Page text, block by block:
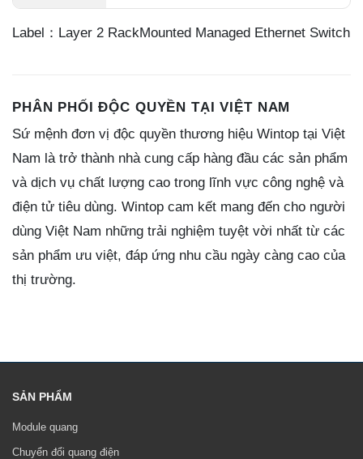
Label：Layer 2 RackMounted Managed Ethernet Switch
PHÂN PHỐI ĐỘC QUYỀN TẠI VIỆT NAM
Sứ mệnh đơn vị độc quyền thương hiệu Wintop tại Việt
Nam là trở thành nhà cung cấp hàng đầu các sản phẩm
và dịch vụ chất lượng cao trong lĩnh vực công nghệ và
điện tử tiêu dùng. Wintop cam kết mang đến cho người
dùng Việt Nam những trải nghiệm tuyệt vời nhất từ các
sản phẩm ưu việt, đáp ứng nhu cầu ngày càng cao của
thị trường.
SẢN PHẨM
Module quang
Chuyển đổi quang điện